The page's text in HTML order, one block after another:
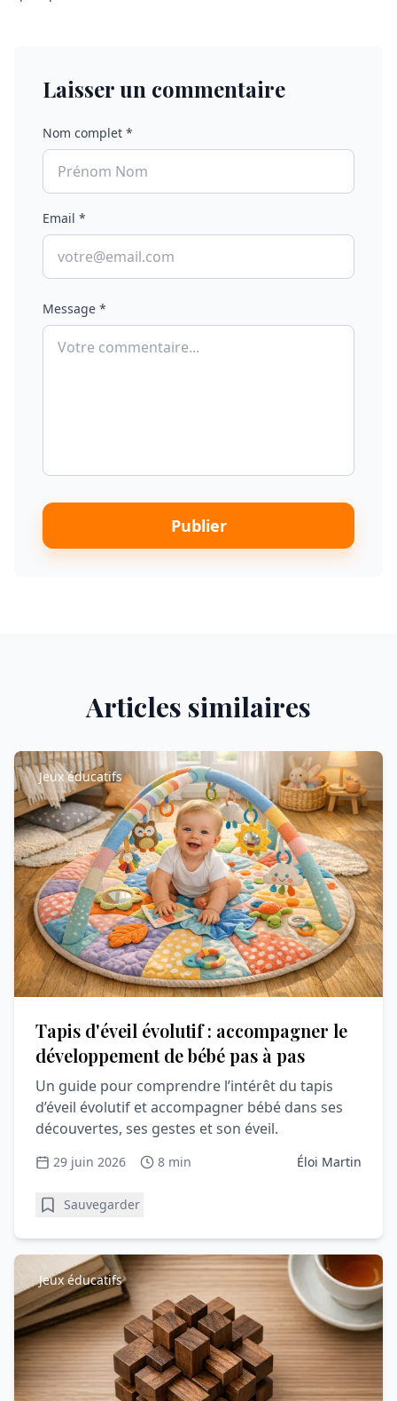
Laisser un commentaire
Nom complet *
Email *
Message *
Publier
Articles similaires
Jeux éducatifs
Tapis d'éveil évolutif : accompagner le
développement de bébé pas à pas
Un guide pour comprendre l’intérêt du tapis
d’éveil évolutif et accompagner bébé dans ses
découvertes, ses gestes et son éveil.
29 juin 2026 8 min Éloi Martin
Sauvegarder
Jeux éducatifs